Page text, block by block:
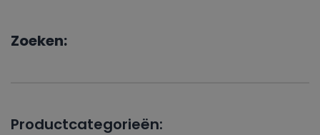
Zoeken:
Productcategorieën: